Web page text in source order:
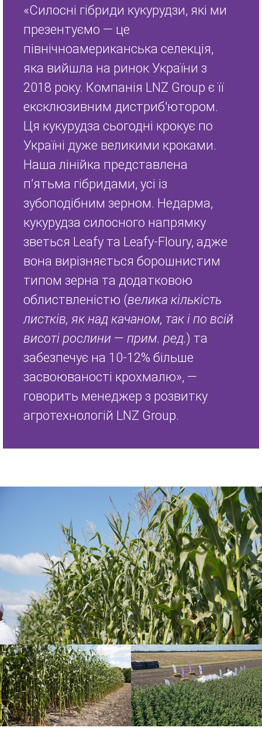
«Силосні гібриди кукурудзи, які ми
презентуємо — це
північноамериканська селекція,
яка вийшла на ринок України з
2018 року. Компанія LNZ Group є її
ексклюзивним дистриб'ютором.
Ця кукурудза сьогодні крокує по
Україні дуже великими кроками.
Наша лінійка представлена
п’ятьма гібридами, усі із
зубоподібним зерном. Недарма,
кукурудза силосного напрямку
зветься Leafy та Leafy-Floury, адже
вона вирізняється борошнистим
типом зерна та додатковою
облиствленістю (велика кількість
листків, як над качаном, так і по всій
висоті рослини — прим. ред.) та
забезпечує на 10-12% більше
засвоюваності крохмалю», —
говорить менеджер з розвитку
агротехнологій LNZ Group.